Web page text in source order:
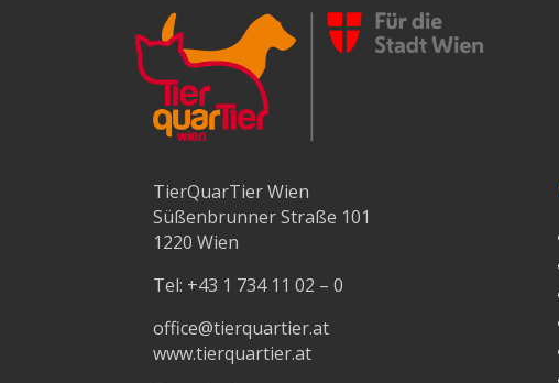
TierQuarTier Wien
Süßenbrunner Straße 101
1220 Wien
Tel: +43 1 734 11 02 – 0
office@tierquartier.at
www.tierquartier.at